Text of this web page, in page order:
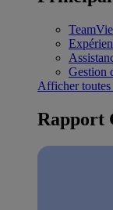
Gestion
Afficher
Rapport